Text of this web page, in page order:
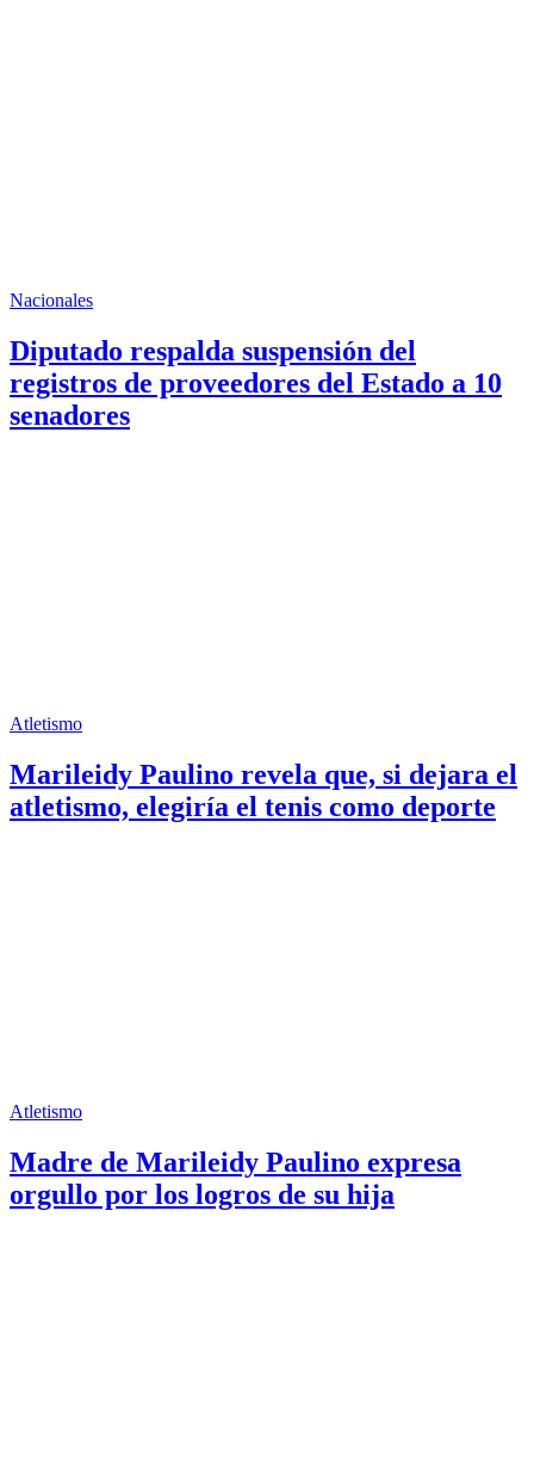
Nacionales
Diputado respalda suspensión del
registros de proveedores del Estado a 10
senadores
Atletismo
Marileidy Paulino revela que, si dejara el
atletismo, elegiría el tenis como deporte
Atletismo
Madre de Marileidy Paulino expresa
orgullo por los logros de su hija